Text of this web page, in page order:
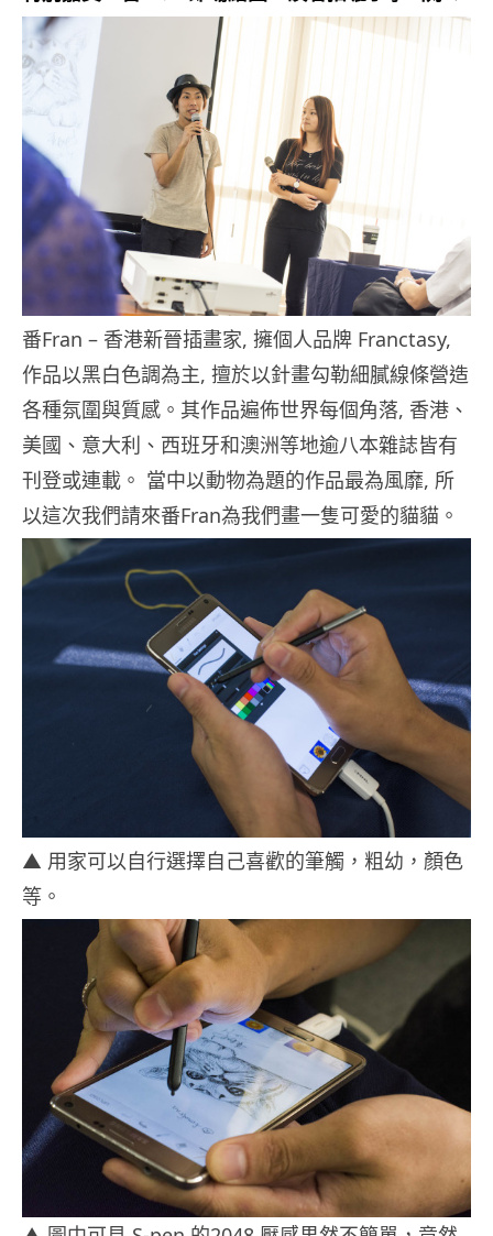
番Fran – 香港新晉插畫家, 擁個人品牌 Franctasy,
作品以黑白色調為主, 擅於以針畫勾勒細膩線條營造
各種氛圍與質感。其作品遍佈世界每個角落, 香港、
美國、意大利、西班牙和澳洲等地逾八本雜誌皆有
刊登或連載。 當中以動物為題的作品最為風靡, 所
以這次我們請來番Fran為我們畫一隻可愛的貓貓。
▲ 用家可以自行選擇自己喜歡的筆觸，粗幼，顏色
等。